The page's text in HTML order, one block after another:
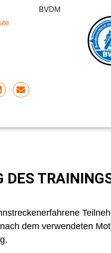
BVDM
DES
dem verwendeten